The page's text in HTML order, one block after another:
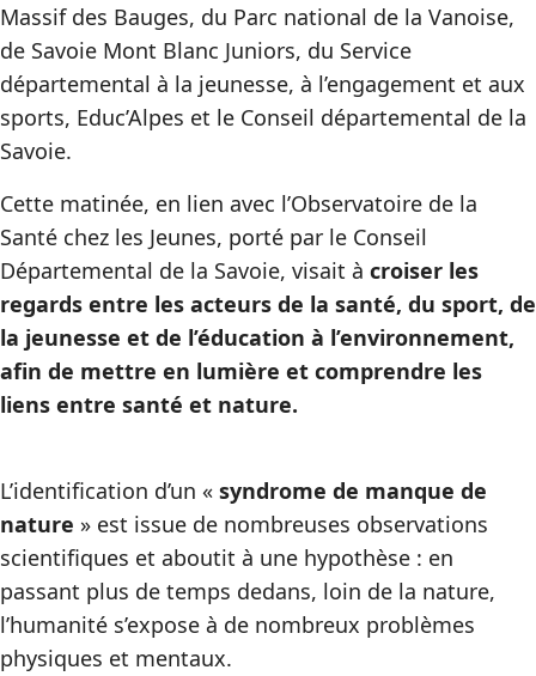
Massif des Bauges, du Parc national de la Vanoise,
de Savoie Mont Blanc Juniors, du Service
départemental à la jeunesse, à l’engagement et aux
sports, Educ’Alpes et le Conseil départemental de la
Savoie.
Cette matinée, en lien avec l’Observatoire de la
Santé chez les Jeunes, porté par le Conseil
Départemental de la Savoie, visait à croiser les
regards entre les acteurs de la santé, du sport, de
la jeunesse et de l’éducation à l’environnement,
afin de mettre en lumière et comprendre les
liens entre santé et nature.
L’identification d’un « syndrome de manque de
nature » est issue de nombreuses observations
scientifiques et aboutit à une hypothèse : en
passant plus de temps dedans, loin de la nature,
l’humanité s’expose à de nombreux problèmes
physiques et mentaux.